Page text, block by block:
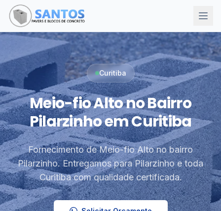
Curitiba
Meio-fio Alto no Bairro
Pilarzinho em Curitiba
Fornecimento de Meio-fio Alto no bairro
Pilarzinho. Entregamos para Pilarzinho e toda
Curitiba com qualidade certificada.